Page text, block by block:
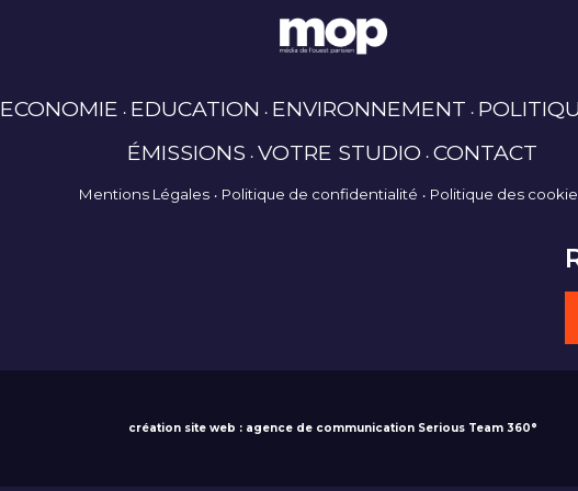
ECONOMIE EDUCATION ENVIRONNEMENT
ÉMISSIONS VOTRE STUDIO CONTACT
Mentions Légales Politique de confidentialité Politique des
création site web : agence de communication Serious Team 360°